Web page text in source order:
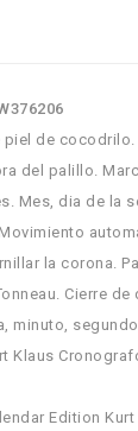
de
del palillo.
Mes, dia de la
la corona.
Cierre
minuto,
Klaus
Edition